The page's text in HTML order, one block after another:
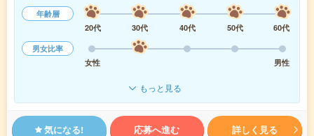
年齢層
20代
30代 40代 50代
60代
男女比率
女性
男性
もっと見る
気になる! 応募へ進む 詳しく見る